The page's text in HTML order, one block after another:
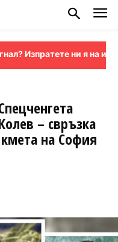
Изпратете ни я на имейл:
– свръзка
на София